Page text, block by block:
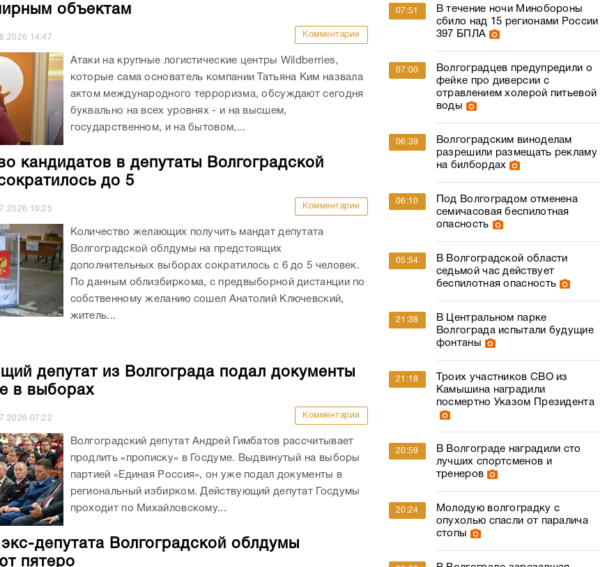
объектам
14:47 Комментарии
Атаки на крупные логистические центры Wildberries,
которые сама основатель компании Татьяна Ким назвала
актом международного терроризма, обсуждают сегодня
буквально на всех уровнях - и на высшем,
государственном, и на бытовом,...
кандидатов в депутаты Волгоградской
до 5
10:25 Комментарии
Количество желающих получить мандат депутата
Волгоградской облдумы на предстоящих
дополнительных выборах сократилось с 6 до 5 человек.
По данным облизбиркома, с предвыборной дистанции по
собственному желанию сошел Анатолий Ключевский,
житель...
депутат из Волгограда подал документы
в выборах
07:22 Комментарии
Волгоградский депутат Андрей Гимбатов рассчитывает
продлить «прописку» в Госдуме. Выдвинутый на выборы
партией «Единая Россия», он уже подал документы в
региональный избирком. Действующий депутат Госдумы
проходит по Михайловскому...
депутата Волгоградской облдумы
пятеро
07:51
В течение ночи Минобороны
сбило над 15 регионами России
397 БПЛА
07:00
Волгоградцев предупредили о
фейке про диверсии с
отравлением холерой питьевой
воды
06:39
Волгоградским виноделам
разрешили размещать рекламу
на билбордах
06:10
Под Волгоградом отменена
семичасовая беспилотная
опасность
05:54
В Волгоградской области
седьмой час действует
беспилотная опасность
21:38
В Центральном парке
Волгограда испытали будущие
фонтаны
21:18
Троих участников СВО из
Камышина наградили
посмертно Указом Президента
20:59
В Волгограде наградили сто
лучших спортсменов и
тренеров
20:24
Молодую волгоградку с
опухолью спасли от паралича
стопы